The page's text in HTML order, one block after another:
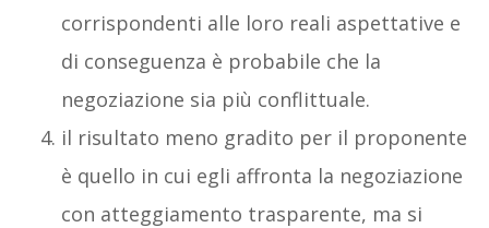
corrispondenti alle loro reali aspettative e
di conseguenza è probabile che la
negoziazione sia più conflittuale.
il risultato meno gradito per il proponente
è quello in cui egli affronta la negoziazione
con atteggiamento trasparente, ma si